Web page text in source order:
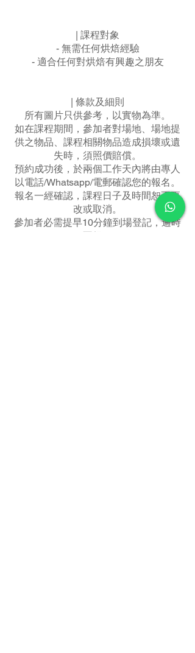
| 課程對象
- 無需任何烘焙經驗
- 適合任何對烘焙有興趣之朋友
| 條款及細則
所有圖片只供參考，以實物為準。
如在課程期間，參加者對場地、場地提
供之物品、課程相關物品造成損壞或遺
失時，須照價賠償。
預約成功後，於兩個工作天內將由專人
以電話/Whatsapp/電郵確認您的報名。
報名一經確認，課程日子及時間恕不更
改或取消。
參加者必需提早10分鐘到場登記，逾時
不候。